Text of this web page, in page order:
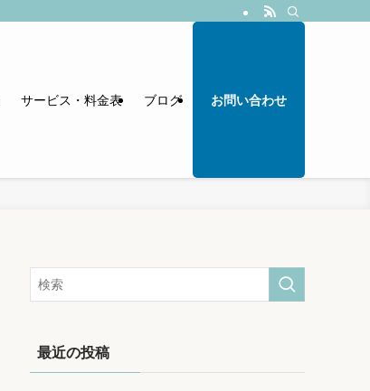
サービス・料金表 ブログ お問い合わせ
最近の投稿